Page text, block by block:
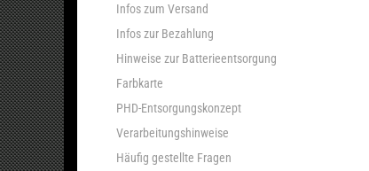
Infos zum Versand
Infos zur Bezahlung
Hinweise zur Batterieentsorgung
Farbkarte
PHD-Entsorgungskonzept
Verarbeitungshinweise
Häufig gestellte Fragen